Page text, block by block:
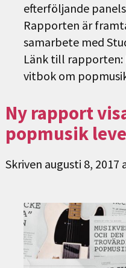
efterföljande
Rapporten är
samarbete med
Länk till rapporten:
vitbok om
Ny rapport
popmusik
Skriven augusti 8, 2017